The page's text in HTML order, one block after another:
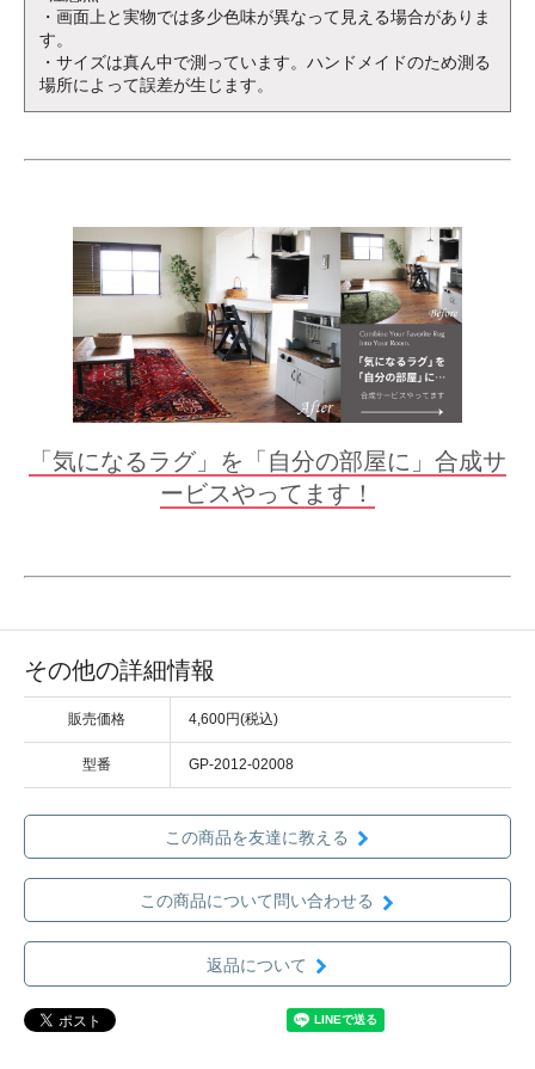
・画面上と実物では多少色味が異なって見える場合がありま
す。
・サイズは真ん中で測っています。ハンドメイドのため測る
場所によって誤差が生じます。
「気になるラグ」を「自分の部屋に」合成サ
ービスやってます！
その他の詳細情報
販売価格 4,600円(税込)
型番 GP-2012-02008
この商品を友達に教える
この商品について問い合わせる
返品について